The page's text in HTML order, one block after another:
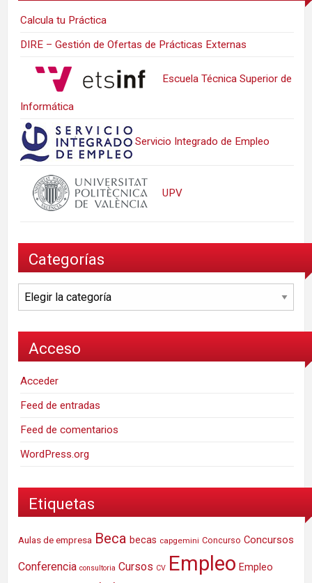
Calcula tu Práctica
DIRE – Gestión de Ofertas de Prácticas Externas
Escuela Técnica Superior de
Informática
Servicio Integrado de Empleo
UPV
Categorías
Categorías
Acceso
Acceder
Feed de entradas
Feed de comentarios
WordPress.org
Etiquetas
Aulas de empresa Beca becas capgemini Concurso Concursos
Conferencia consultoria Cursos CV Empleo Empleo